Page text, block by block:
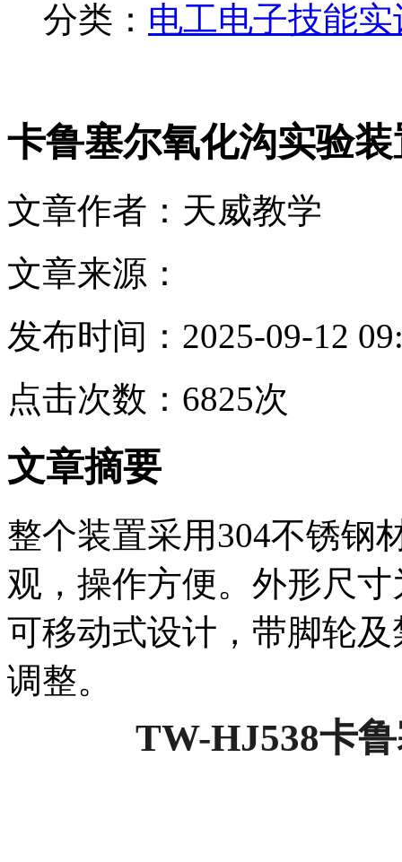
分类： 电工电子技能
卡鲁塞尔氧化沟实验
文章作者：天威教学
文章来源：
发布时间：2025-09-12
点击次数：6825次
文章摘要
整个装置采用304不锈钢
观，操作方便。外形尺寸
可移动式设计，带脚轮
调整。
TW-HJ538卡